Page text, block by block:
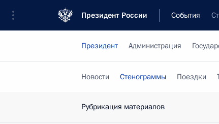
Президент России События
Президент Администрация
Новости Стенограммы Поездки
Рубрикация материалов